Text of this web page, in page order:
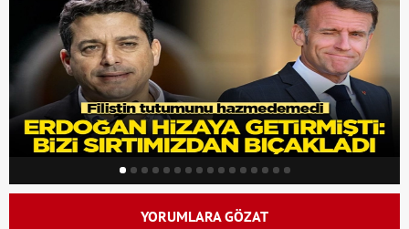
YORUMLARA GÖZAT